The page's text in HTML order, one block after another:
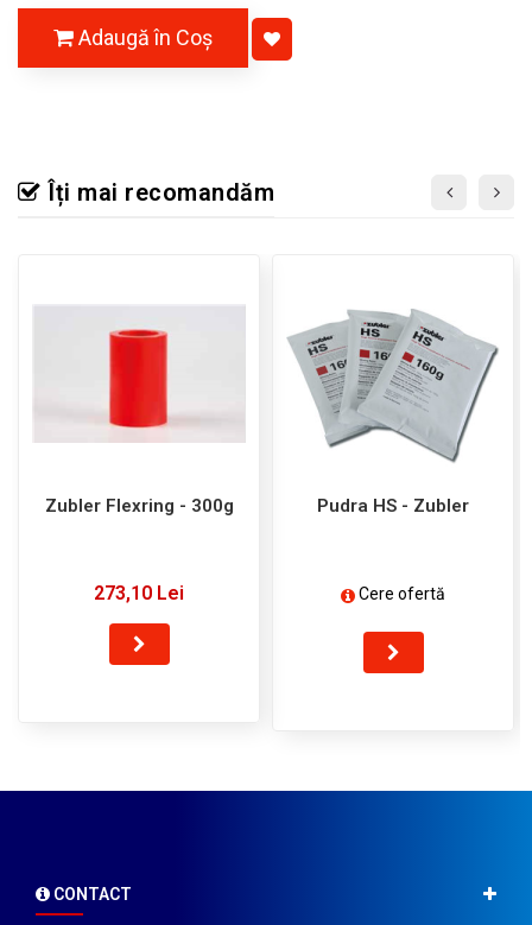
Adaugă în Coş
Îți mai recomandăm
Zubler Flexring - 300g
273,10 Lei
Pudra HS - Zubler
Cere ofertă
CONTACT